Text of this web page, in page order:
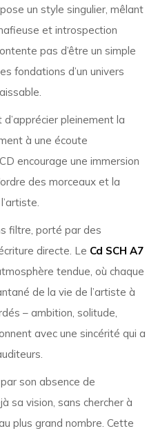
un style singulier, mêlant
et introspection
pas d’être un simple
fondations d’un univers
pleinement la
à une écoute
encourage une immersion
des morceaux et la
filtre, porté par des
directe. Le Cd SCH A7
tendue, où chaque
de la vie de l’artiste à
– ambition, solitude,
avec une sincérité qui a
son absence de
sa vision, sans chercher à
plus grand nombre. Cette